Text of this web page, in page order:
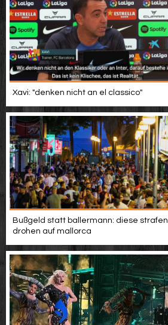
Xavi: "denken nicht an el classico"
Bußgeld statt ballermann: diese strafen
drohen auf mallorca